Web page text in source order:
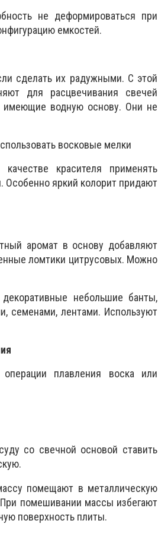
не деформироваться при
емкостей.
сделать их радужными. С этой
для расцвечивания свечей
имеющие водную основу. Они не
восковые мелки
красителя применять
Особенно яркий колорит придают
аромат в основу добавляют
ломтики цитрусовых. Можно
небольшие банты,
семенами, лентами. Используют
плавления воска или
со свечной основой ставить
помещают в металлическую
помешивании массы избегают
поверхность плиты.